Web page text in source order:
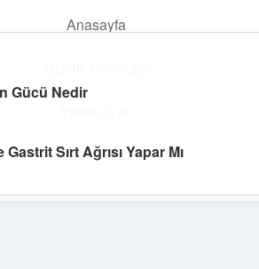
Anasayfa
Hakkımızda
neşe katan kısa hikayeler!
Gücü Nedir
Gastrit Sırt Ağrısı Yapar Mı